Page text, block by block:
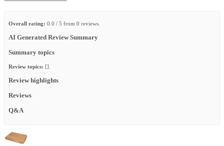
Overall rating: 0.0 / 5 from 0 reviews.
AI Generated Review Summary
Summary topics
Review topics: [].
Review highlights
Reviews
Q&A